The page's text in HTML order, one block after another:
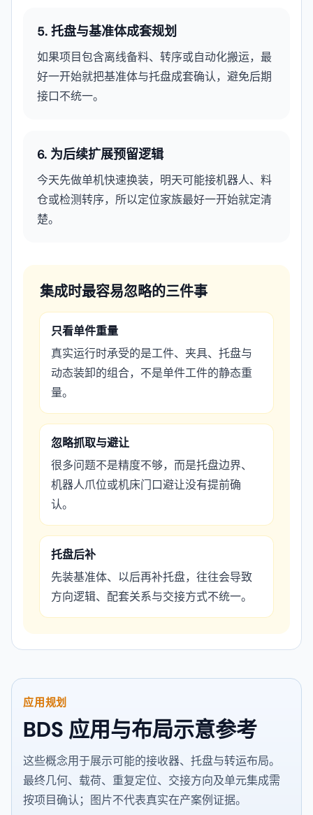
5. 托盘与基准体成套规划
如果项目包含离线备料、转序或自动化搬运，最
好一开始就把基准体与托盘成套确认，避免后期
接口不统一。
6. 为后续扩展预留逻辑
今天先做单机快速换装，明天可能接机器人、料
仓或检测转序，所以定位家族最好一开始就定清
楚。
集成时最容易忽略的三件事
只看单件重量
真实运行时承受的是工件、夹具、托盘与
动态装卸的组合，不是单件工件的静态重
量。
忽略抓取与避让
很多问题不是精度不够，而是托盘边界、
机器人爪位或机床门口避让没有提前确
认。
托盘后补
先装基准体、以后再补托盘，往往会导致
方向逻辑、配套关系与交接方式不统一。
应用规划
BDS 应用与布局示意参考
这些概念用于展示可能的接收器、托盘与转运布局。
最终几何、载荷、重复定位、交接方向及单元集成需
按项目确认；图片不代表真实在产案例证据。